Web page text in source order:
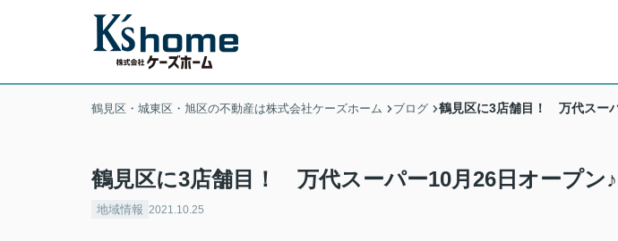
鶴見区・城東区・旭区の不動産は株式会社ケーズホーム ブログ 鶴見区に3店舗目！ 万代スー
鶴見区に3店舗目！ 万代スーパー10月26日オープン♪
地域情報 2021.10.25